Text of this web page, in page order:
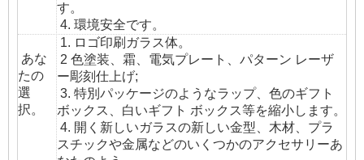
す。
4. 環境安全です。
あな
たの
選
択。
1. ロゴ印刷ガラス体。
2 色塗装、霜、電気プレート、パターン レーザ
ー彫刻仕上げ;
3. 特別パッケージのようなラップ、色のギフト
ボックス、白いギフト ボックス等を縮小します。
4. 開く新しいガラスの新しい金型、木材、プラ
スチックや金属などのいくつかのアクセサリーあ